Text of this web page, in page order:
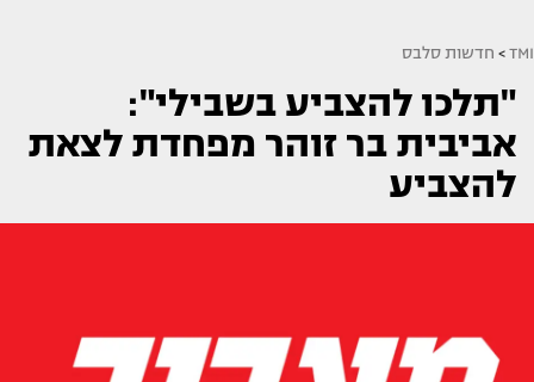
TMI
> חדשות סלבס
"תלכו להצביע בשבילי":
אביבית בר זוהר מפחדת לצאת
להצביע